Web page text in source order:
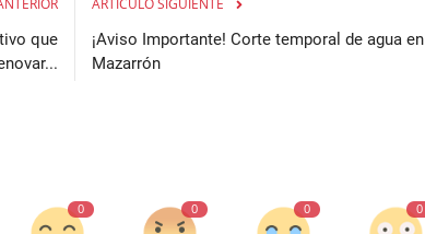
que
¡Aviso Importante! Corte temporal de agua en
Mazarrón
0 0 0 0